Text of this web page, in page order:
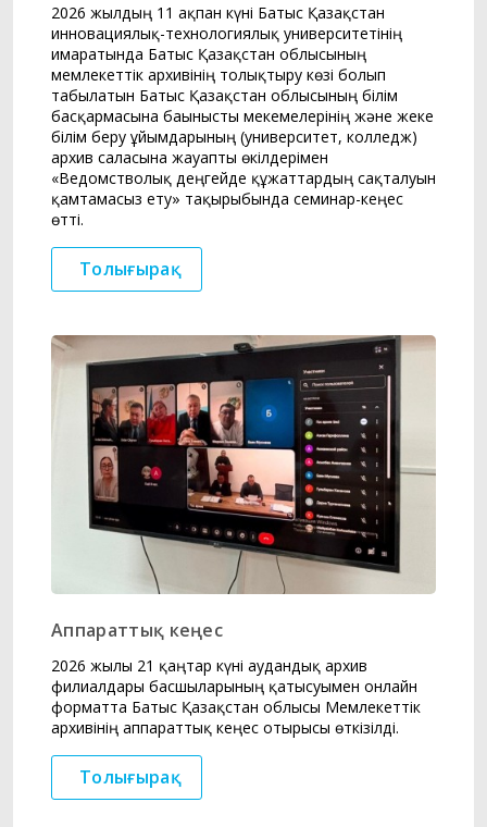
2026 жылдың 11 ақпан күні Батыс Қазақстан
инновациялық-технологиялық университетінің
ғимаратында Батыс Қазақстан облысының
мемлекеттік архивінің толықтыру көзі болып
табылатын Батыс Қазақстан облысының білім
басқармасына бағынысты мекемелерінің және жеке
білім беру ұйымдарының (университет, колледж)
архив саласына жауапты өкілдерімен
«Ведомстволық деңгейде құжаттардың сақталуын
қамтамасыз ету» тақырыбында семинар-кеңес
өтті.
Толығырақ
Аппараттық кеңес
2026 жылғы 21 қаңтар күні аудандық архив
филиалдары басшыларының қатысуымен онлайн
форматта Батыс Қазақстан облысы Мемлекеттік
архивінің аппараттық кеңес отырысы өткізілді.
Толығырақ